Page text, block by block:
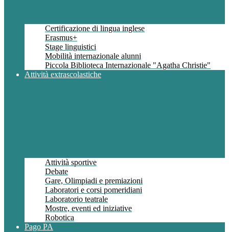
Certificazione di lingua inglese
Erasmus+
Stage linguistici
Mobilità internazionale alunni
Piccola Biblioteca Internazionale "Agatha Christie"
Attività extrascolastiche
Attività sportive
Debate
Gare, Olimpiadi e premiazioni
Laboratori e corsi pomeridiani
Laboratorio teatrale
Mostre, eventi ed iniziative
Robotica
Pago PA